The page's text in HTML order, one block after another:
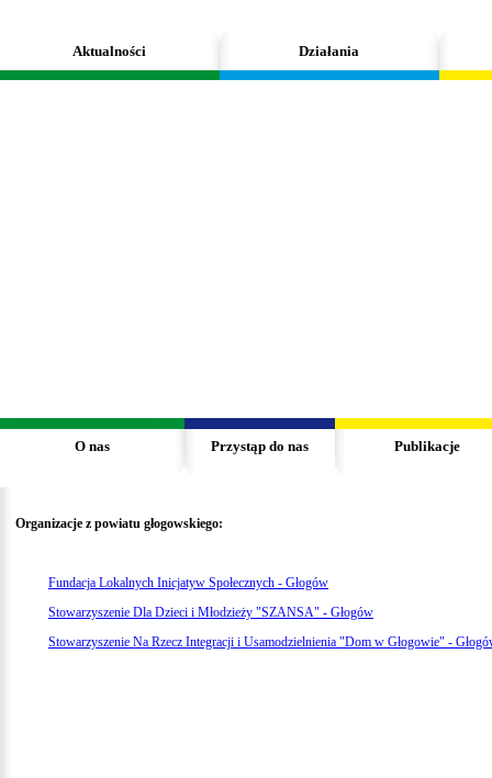
Aktualności Działania
O nas Przystąp do nas Publikacje
Organizacje z powiatu głogowskiego:
Fundacja Lokalnych Inicjatyw Społecznych - Głogów
Stowarzyszenie Dla Dzieci i Młodzieży "SZANSA" - Głogów
Stowarzyszenie Na Rzecz Integracji i Usamodzielnienia "Dom w Głogowie" -